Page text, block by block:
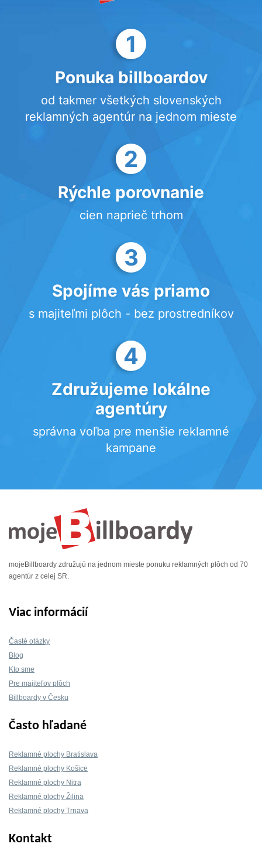
1
Ponuka billboardov
od takmer všetkých slovenských
reklamných agentúr na jednom mieste
2
Rýchle porovnanie
cien naprieč trhom
3
Spojíme vás priamo
s majiteľmi plôch - bez prostredníkov
4
Združujeme lokálne
agentúry
správna voľba pre menšie reklamné
kampane
mojeBillboardy združujú na jednom mieste ponuku reklamných plôch od 70
agentúr z celej SR.
Viac informácií
Časté otázky
Blog
Kto sme
Pre majiteľov plôch
Billboardy v Česku
Často hľadané
Reklamné plochy Bratislava
Reklamné plochy Košice
Reklamné plochy Nitra
Reklamné plochy Žilina
Reklamné plochy Trnava
Kontakt